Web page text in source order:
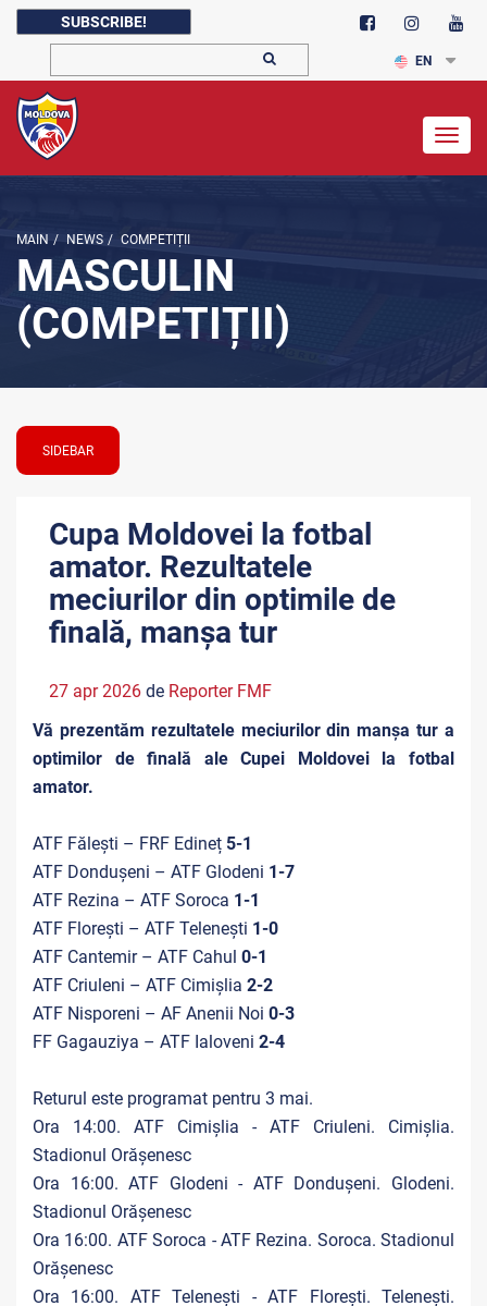
SUBSCRIBE!
EN
MAIN / NEWS / COMPETIȚII
MASCULIN
(COMPETIȚII)
SIDEBAR
Cupa Moldovei la fotbal
amator. Rezultatele
meciurilor din optimile de
finală, manșa tur
27 apr 2026 de Reporter FMF
Vă prezentăm rezultatele meciurilor din manșa tur a
optimilor de finală ale Cupei Moldovei la fotbal
amator.
ATF Fălești – FRF Edineț 5-1
ATF Dondușeni – ATF Glodeni 1-7
ATF Rezina – ATF Soroca 1-1
ATF Florești – ATF Telenești 1-0
ATF Cantemir – ATF Cahul 0-1
ATF Criuleni – ATF Cimișlia 2-2
ATF Nisporeni – AF Anenii Noi 0-3
FF Gagauziya – ATF Ialoveni 2-4
Returul este programat pentru 3 mai.
Ora 14:00. ATF Cimișlia - ATF Criuleni. Cimișlia.
Stadionul Orășenesc
Ora 16:00. ATF Glodeni - ATF Dondușeni. Glodeni.
Stadionul Orășenesc
Ora 16:00. ATF Soroca - ATF Rezina. Soroca. Stadionul
Orășenesc
Ora 16:00. ATF Telenești - ATF Florești. Telenești.